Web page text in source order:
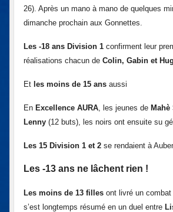
26). Après un mano à mano de quelques
dimanche prochain aux Gonnettes.
Les -18 ans Division 1 confirment leur
réalisations chacun de Colin, Gabin et
Et les moins de 15 ans aussi
En Excellence AURA , les jeunes de Mahè
Lenny (12 buts), les noirs ont ensuite su
Les 15 Division 1 et 2 se rendaient à
Les -13 ans ne lâchent rien !
Les moins de 13 filles ont livré un
s’est longtemps résumé en un duel entre